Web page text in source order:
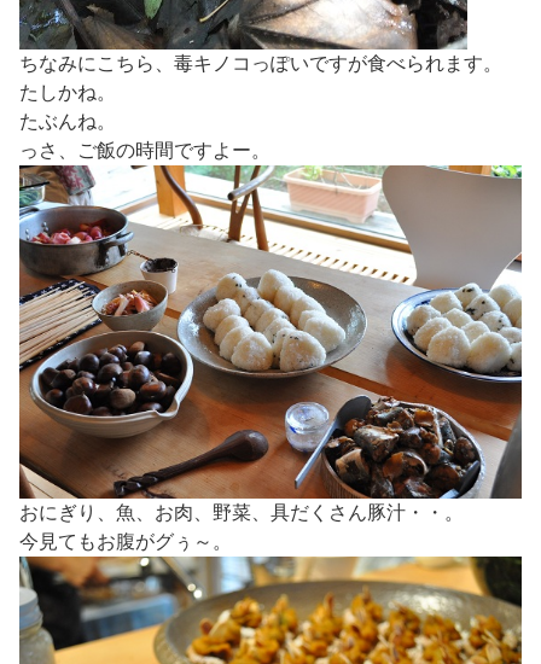
ちなみにこちら、毒キノコっぽいですが食べられます。
たしかね。
たぶんね。
っさ、ご飯の時間ですよー。
おにぎり、魚、お肉、野菜、具だくさん豚汁・・。
今見てもお腹がグぅ～。